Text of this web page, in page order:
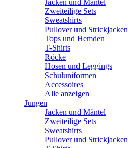
Jacken und Mäntel
Zweiteilige Sets
Sweatshirts
Pullover und Strickjacken
Tops und Hemden
T-Shirts
Röcke
Hosen und Leggings
Schuluniformen
Accessoires
Alle anzeigen
Jungen
Jacken und Mäntel
Zweiteilige Sets
Sweatshirts
Pullover und Strickjacken